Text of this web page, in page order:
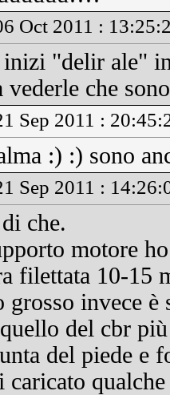
Oct 2011 :
inizi "delir ale"
vederle che
Sep 2011 :
:) :) sono
Sep 2011 :
che.
motore
filettata 10-15
grosso invece è
del cbr
del piede e
caricato